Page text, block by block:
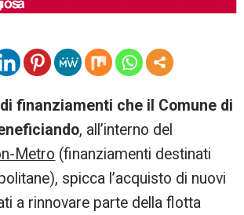
re
finanziamenti che il Comune di
, all’interno del
Metro (finanziamenti destinati
spicca l’acquisto di nuovi
a rinnovare parte della flotta